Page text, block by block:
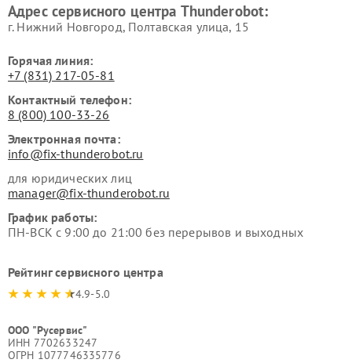
Адрес сервисного центра Thunderobot:
г. Нижний Новгород, Полтавская улица, 15
Горячая линия:
+7 (831) 217-05-81
Контактный телефон:
8 (800) 100-33-26
Электронная почта:
info@fix-thunderobot.ru
для юридических лиц
manager@fix-thunderobot.ru
График работы:
ПН-ВСК с 9:00 до 21:00 без перерывов и выходных
Рейтинг сервисного центра
4.9-5.0
ООО "Русервис"
ИНН 7702633247
ОГРН 1077746335776